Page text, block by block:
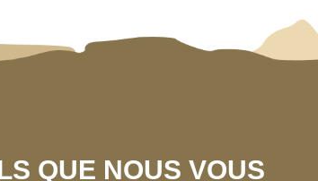
QUE NOUS VOUS